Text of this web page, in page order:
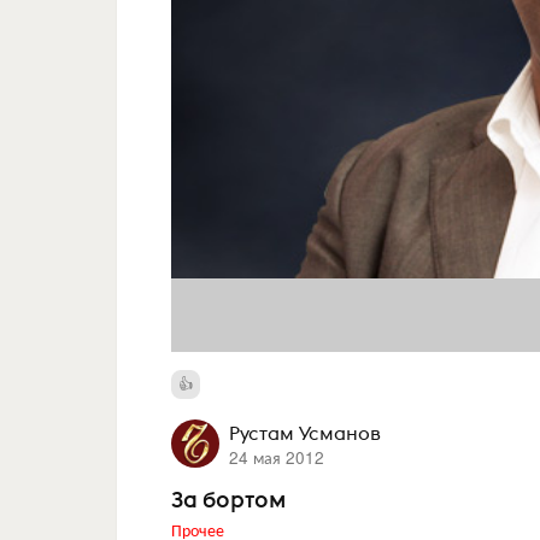
Рустам Усманов
24 мая 2012
За бортом
Прочее